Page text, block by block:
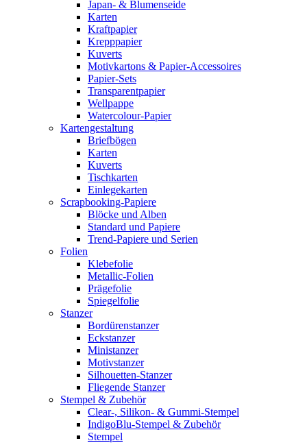
Japan- & Blumenseide
Karten
Kraftpapier
Krepppapier
Kuverts
Motivkartons & Papier-Accessoires
Papier-Sets
Transparentpapier
Wellpappe
Watercolour-Papier
Kartengestaltung
Briefbögen
Karten
Kuverts
Tischkarten
Einlegekarten
Scrapbooking-Papiere
Blöcke und Alben
Standard und Papiere
Trend-Papiere und Serien
Folien
Klebefolie
Metallic-Folien
Prägefolie
Spiegelfolie
Stanzer
Bordürenstanzer
Eckstanzer
Ministanzer
Motivstanzer
Silhouetten-Stanzer
Fliegende Stanzer
Stempel & Zubehör
Clear-, Silikon- & Gummi-Stempel
IndigoBlu-Stempel & Zubehör
Stempel